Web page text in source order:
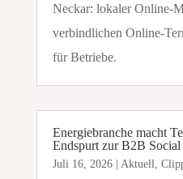
Neckar: lokaler Online-
verbindlichen Online-
für Betriebe.
Energiebranche macht
Endspurt zur B2B
Juli 16, 2026| Aktuell